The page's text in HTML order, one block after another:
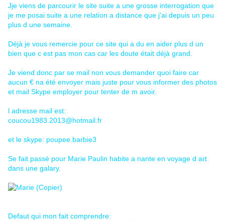
Jje viens de parcourir le site suite a une grosse interrogation que
je me posai suite a une relation a distance que j'ai depuis un peu
plus d une semaine.
Déjà je vous remercie pour ce site qui a du en aider plus d un
bien que c est pas mon cas car les doute était déjà grand.
Je viend donc par se mail non vous demander quoi faire car
aucun € na été envoyer mais juste pour vous informer des photos
et mail Skype employer pour tenter de m avoir.
l adresse mail est:
coucou1983.2013@hotmail.fr
et le skype: poupee.barbie3
Se fait passé pour Marie Paulin habite a nante en voyage d art
dans une galary.
Defaut qui mon fait comprendre: